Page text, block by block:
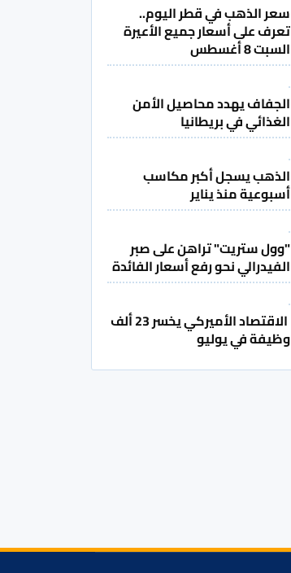
سعر الذهب في قطر اليوم..
تعرف على أسعار جميع الأعيرة
السبت 8 أغسطس
الجفاف يهدد محاصيل الأمن
الغذائي في بريطانيا
الذهب يسجل أكبر مكاسب
أسبوعية منذ يناير
"وول ستريت" تراهن على صبر
الفيدرالي نحو رفع أسعار الفائدة
الاقتصاد الأميركي يخسر 23 ألف
وظيفة في يوليو